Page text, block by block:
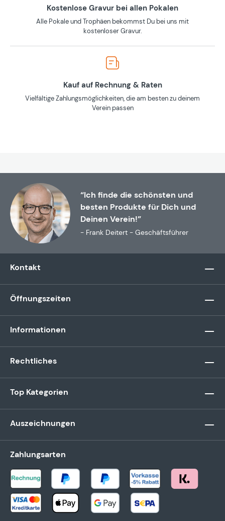
Kostenlose Gravur bei allen Pokalen
Alle Pokale und Trophäen bekommst Du bei uns mit
kostenloser Gravur.
Kauf auf Rechnung & Raten
Vielfältige Zahlungsmöglichkeiten, die am besten zu deinem
Verein passen
“Ich finde die schönsten und
besten Produkte für Dich und
Deinen Verein!”
- Frank Deitert - Geschäftsführer
Kontakt
Öffnungszeiten
Informationen
Rechtliches
Top Kategorien
Auszeichnungen
Zahlungsarten